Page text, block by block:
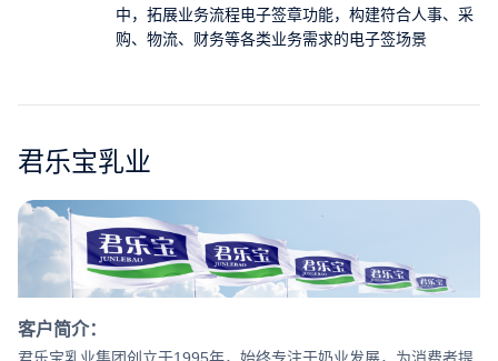
中，拓展业务流程电子签章功能，构建符合人事、采
购、物流、财务等各类业务需求的电子签场景
君乐宝乳业
客户简介：
君乐宝乳业集团创立于1995年，始终专注于奶业发展，为消费者提